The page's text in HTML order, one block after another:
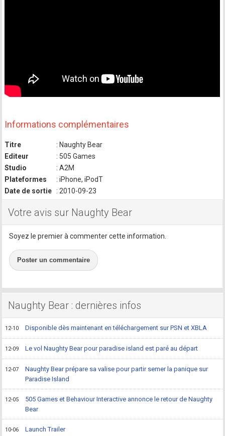
Informations complémentaires
Titre
: Naughty Bear
Editeur
: 505 Games
Studio
: A2M
Plateformes
: iPhone, iPodT
Date de sortie
: 2010-09-23
Votre avis sur Naughty Bear
Soyez le premier à commenter cette information.
Poster un commentaire
Naughty Bear : dernières infos
12-10 Disponible dès maintenant en téléchargement sur PSN et XBLA
12-09 Le vol Naughty Bear pour paradise island est paré au départ
12-07
Naughty Bear prépare sa valise pour partir semer la panique sur
Paradise Island
12-05
505 Games et Behaviour Interactive annonce le retour de Naughty
Bear
10-06 Launch Trailer